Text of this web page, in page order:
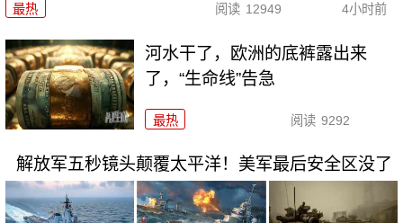
最热 阅读 12949 4小时前
河水干了，欧洲的底裤露出来
了，“生命线”告急
最热 阅读 9292
解放军五秒镜头颠覆太平洋！美军最后安全区没了